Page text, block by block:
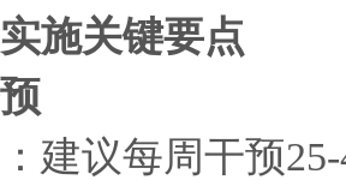
施关键要点
建议每周干预